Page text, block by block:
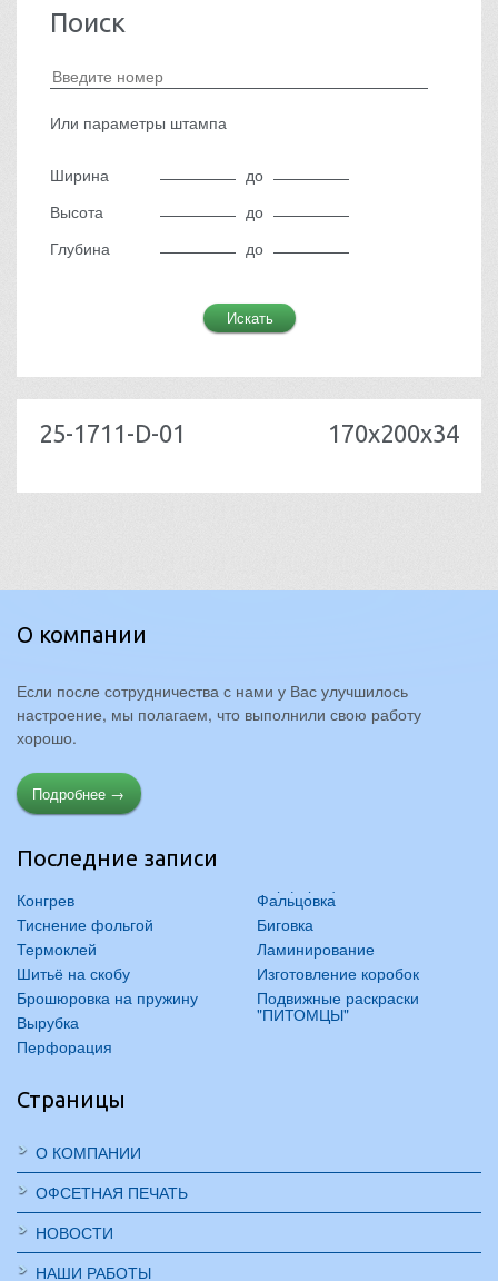
Поиск
Или параметры штампа
Ширина
до
Высота
до
Глубина
до
25-1711-D-01 170x200x34
О компании
Если после сотрудничества с нами у Вас улучшилось
настроение, мы полагаем, что выполнили свою работу
хорошо.
Подробнее →
Последние записи
Конгрев
Тиснение фольгой
Термоклей
Шитьё на скобу
Брошюровка на пружину
Вырубка
Перфорация
Фальцовка
Биговка
Ламинирование
Изготовление коробок
Подвижные раскраски
"ПИТОМЦЫ"
Страницы
О КОМПАНИИ
ОФСЕТНАЯ ПЕЧАТЬ
НОВОСТИ
НАШИ РАБОТЫ